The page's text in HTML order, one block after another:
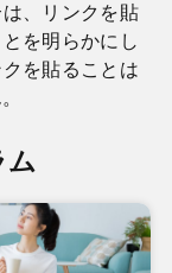
、リンクを貼
を明らかにし
を貼ることは
ム